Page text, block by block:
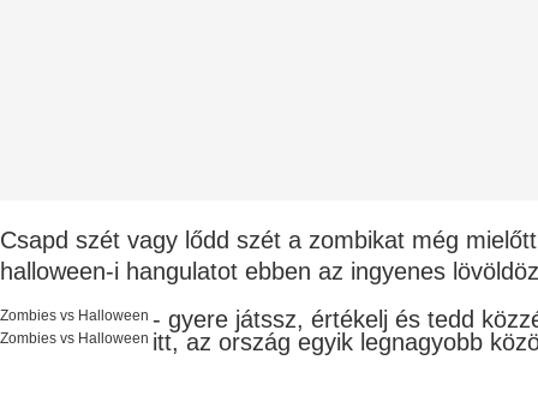
Csapd szét vagy lődd szét a zombikat még
halloween-i hangulatot ebben az ingyenes
Zombies vs Halloween - gyere játssz, értékelj és tedd
itt, az ország egyik legnagyobb
Zombies vs Halloween